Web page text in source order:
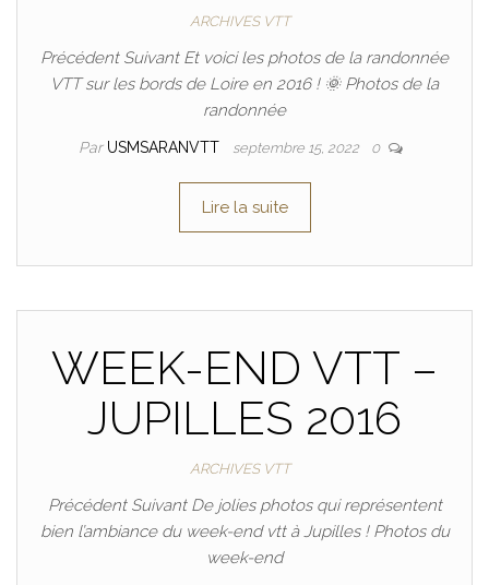
ARCHIVES VTT
Précédent Suivant Et voici les photos de la randonnée
VTT sur les bords de Loire en 2016 ! 🌞 Photos de la
randonnée
Par USMSARANVTT septembre 15, 2022 0
Lire la suite
WEEK-END VTT –
JUPILLES 2016
ARCHIVES VTT
Précédent Suivant De jolies photos qui représentent
bien l’ambiance du week-end vtt à Jupilles ! Photos du
week-end